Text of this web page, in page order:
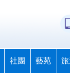
社團 藝苑